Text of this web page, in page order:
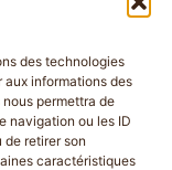
des technologies
informations des
permettra de
navigation ou les ID
de retirer son
caractéristiques